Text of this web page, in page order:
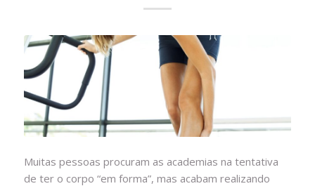
Muitas pessoas procuram as academias na tentativa
de ter o corpo “em forma”, mas acabam realizando